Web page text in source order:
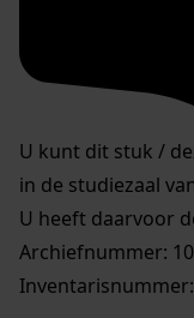
U kunt dit stuk /
in de studiezaal
U heeft daarvoor
Archiefnummer: